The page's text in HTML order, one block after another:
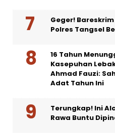
Geger!
Polres Tangsel
16 Tahun
Kasepuhan
Ahmad Fauzi:
Adat Tahun Ini
Terungkap! Ini
Rawa Buntu